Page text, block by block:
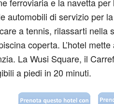
automobili di servizio per
a tennis, rilassarti nella
coperta. L’hotel
La Wusi Square, il
a piedi in 20 minuti.